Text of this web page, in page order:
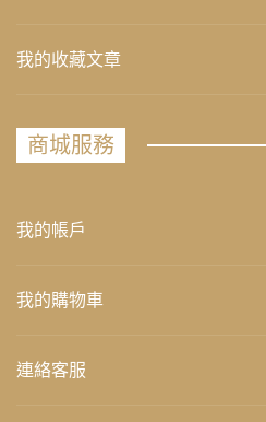
我的收藏文章
商城服務
我的帳戶
我的購物車
連絡客服